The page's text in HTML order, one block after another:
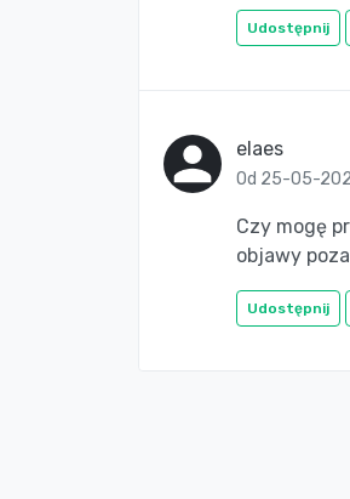
Udostępnij
elaes
Od 25-05-
Czy mogę
objawy
Udostępnij